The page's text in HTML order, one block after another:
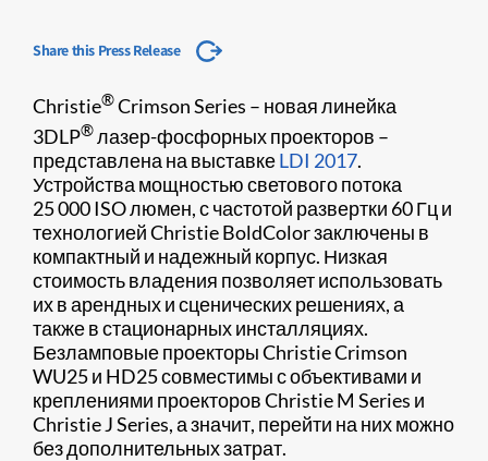
Share this Press Release
​​​Christie®Crimson Series – новая линейка
3DLP®лазер-фосфорных проекторов –
представлена на выставкеLDI 2017.
Устройства мощностью светового потока
25 000 ISO люмен, с частотой развертки 60 Гц и
технологией Christie BoldColor заключены в
компактный и надежный корпус. Низкая
стоимость владения позволяет использовать
их в арендных и сценических решениях, а
также в стационарных инсталляциях.
Безламповые проекторы Christie Crimson
WU25 и HD25 совместимы с объективами и
креплениями проекторов Christie M Series и
Christie J Series, а значит, перейти на них можно
без дополнительных затрат.​